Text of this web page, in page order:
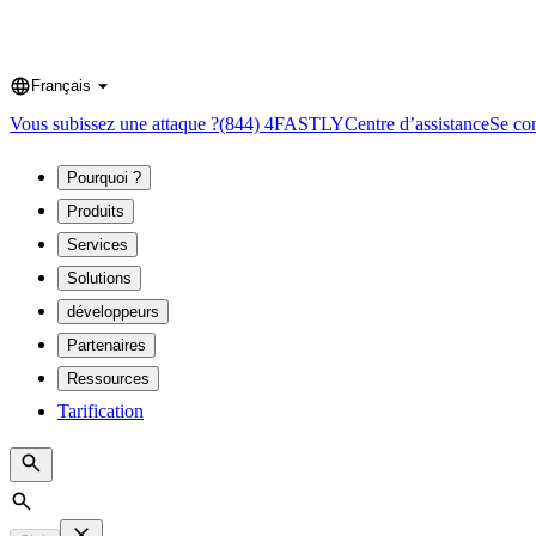
Language
Français
Vous subissez une attaque ?(844) 4FASTLYCentre d’assistanceSe
Pourquoi ?
Produits
Services
Solutions
développeurs
Partenaires
Ressources
Tarification
Search